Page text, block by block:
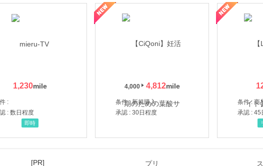
1,230
:
: 数日程度
即時
4,000 4,812
条件 : 新規購入
承認 : 30日程度
条件 : 商
承認 : 45
イト】スーツケース・バッグ
【ロデオドライブ】創業70年の信頼と高価買取を実現！ブランド品・貴金属の無
[PR]